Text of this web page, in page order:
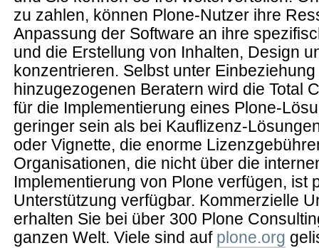
zu zahlen, können Plone-Nutzer ihre
Anpassung der Software an ihre
und die Erstellung von Inhalten, Design
konzentrieren. Selbst unter
hinzugezogenen Beratern wird die Total
für die Implementierung eines Plone-
geringer sein als bei Kauflizenz-
oder Vignette, die enorme
Organisationen, die nicht über die
Implementierung von Plone verfügen, ist
Unterstützung verfügbar. Kommerzielle
erhalten Sie bei über 300 Plone
ganzen Welt. Viele sind auf plone.org